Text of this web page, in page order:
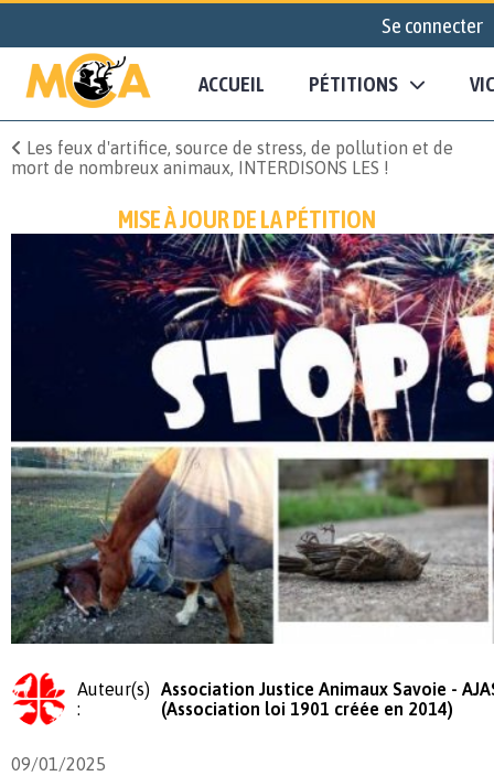
Se connecter
ACCUEIL PÉTITIONS
Les feux d'artifice, source de stress, de pollution et de
mort de nombreux animaux, INTERDISONS LES !
MISE À JOUR DE LA PÉTITION
Auteur(s)
:
Association Justice Animaux Savoie -
(Association loi 1901 créée en 2014)
09/01/2025